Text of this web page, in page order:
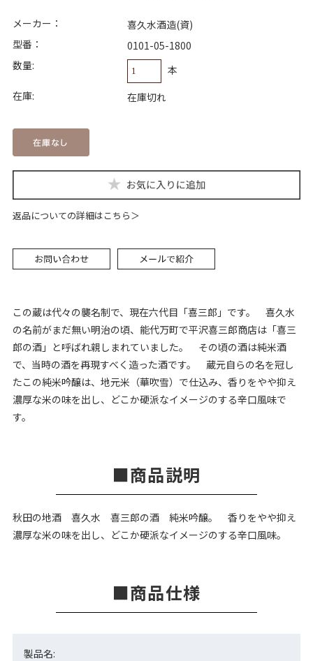
メーカー：
喜久水酒造(資)
型番：
0101-05-1800
数量:
本
在庫:
在庫切れ
返品についての詳細はこちら
この蔵は代々の襲名制で、現在六代目「喜三郎」です。 喜久水
の名前がまだ無い明治の頃、能代万町で平沢喜三郎商店は「喜三
郎の酒」と呼ばれ親しまれていました。 その頃の酒は純米酒
で、当時の酒を再現すべく造った酒です。 蔵元自らの名を冠し
たこの純米吟醸は、地元米（華吹雪）で仕込み、香りをやや抑え
濃厚な米の味を出し、どこか硬派なイメージのする辛口風味で
す。
商品説明
秋田の地酒 喜久水 喜三郎の酒 純米吟醸。 香りをやや抑え
濃厚な米の味を出し、どこか硬派なイメージのする辛口風味。
商品仕様
製品名: